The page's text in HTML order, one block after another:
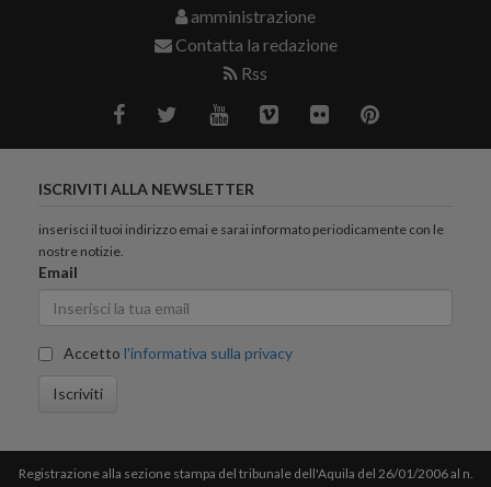
amministrazione
Contatta la redazione
Rss
ISCRIVITI ALLA NEWSLETTER
inserisci il tuoi indirizzo emai e sarai informato periodicamente con le
nostre notizie.
Email
Accetto l'informativa sulla privacy
Iscriviti
Registrazione alla sezione stampa del tribunale dell'Aquila del 26/01/2006 al n.